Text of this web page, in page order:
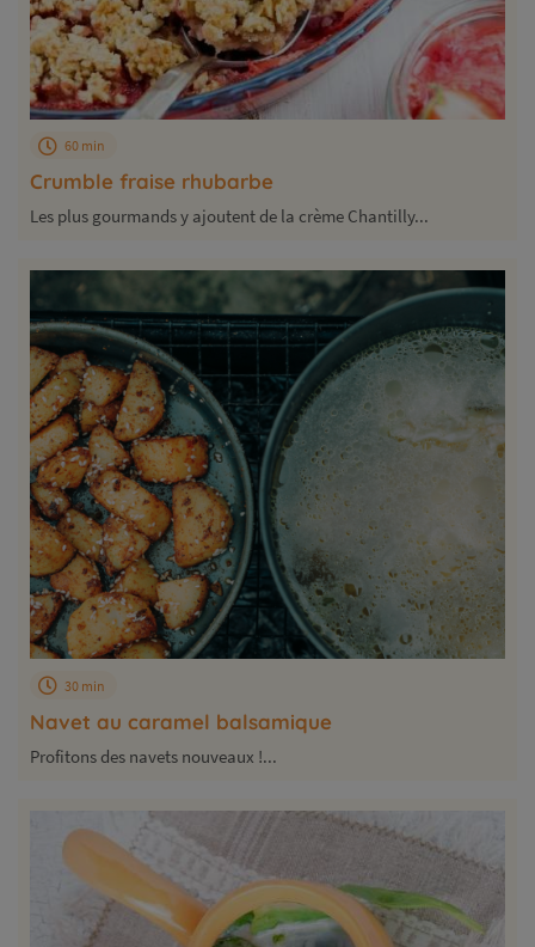
Crumble fraise rhubarbe
60 min
Les plus gourmands y ajoutent de la crème Chantilly...
Navet au caramel balsamique
30 min
Profitons des navets nouveaux !...